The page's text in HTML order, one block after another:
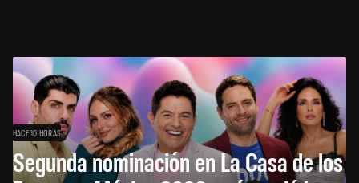
HACE 10 HORAS
Segunda nominación en La Casa de los